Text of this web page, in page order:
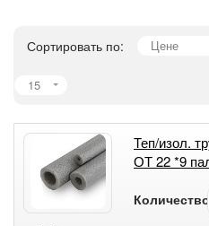
Сортировать по: Цене
15
Теп/изол.
ОТ 22 *9
Количество: